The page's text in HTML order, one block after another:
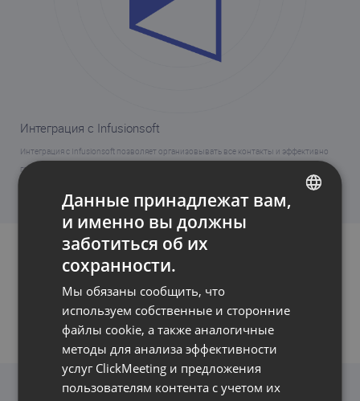
Интеграция с Infusionsoft
Интеграция с Infusionsoft позволяет организовывать все контакты и эффективно
группировать их. Функция интеграции с Infusionsoft собирает ценные и удобные
ПРИЗЫВ К ДЕЙСТВИЮ
POLISH
RUSSIAN
PORTUGUESE
Данные принадлежат вам,
и именно вы должны
заботиться об их
сохранности.
Мы обязаны сообщить, что
используем собственные и сторонние
файлы cookie, а также аналогичные
методы для анализа эффективности
услуг ClickMeeting и предложения
пользователям контента с учетом их